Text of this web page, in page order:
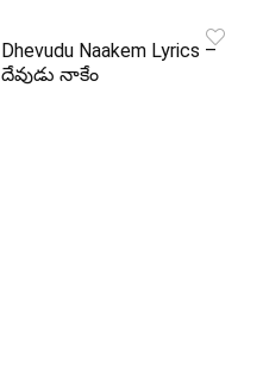
Dhevudu Naakem Lyrics –
దేవుడు నాకేం